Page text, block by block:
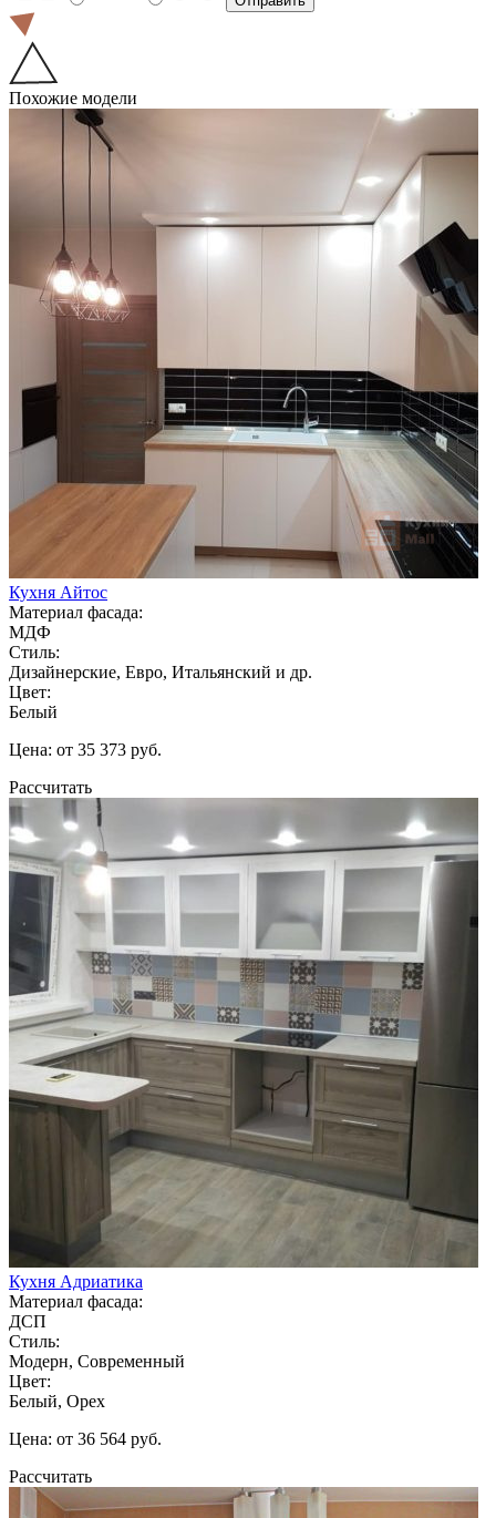
Похожие модели
Кухня Айтос
Материал фасада:
МДФ
Стиль:
Дизайнерские, Евро, Итальянский и др.
Цвет:
Белый
Цена: от 35 373 руб.
Рассчитать
Кухня Адриатика
Материал фасада:
ДСП
Стиль:
Модерн, Современный
Цвет:
Белый, Орех
Цена: от 36 564 руб.
Рассчитать